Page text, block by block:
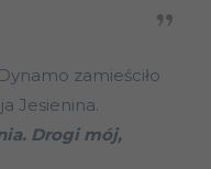
zamieściło
Jesienina.
Drogi mój,